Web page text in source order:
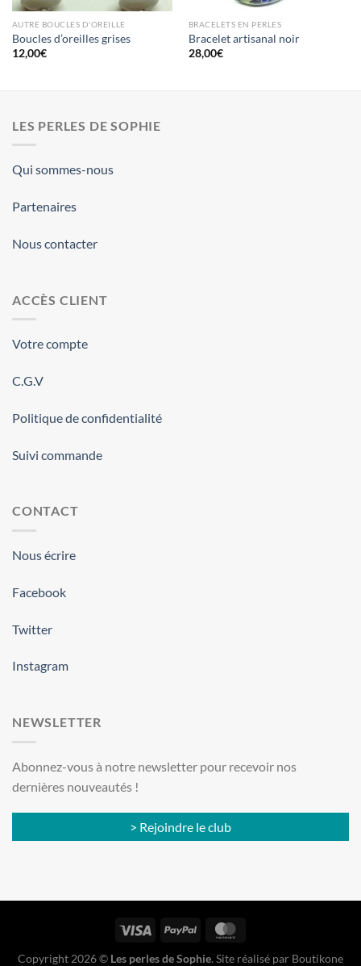
AUTRE BOUCLES D'OREILLE
Boucles d’oreilles grises
12,00€
BRACELETS EN PERLES
Bracelet artisanal noir
28,00€
LES PERLES DE SOPHIE
Qui sommes-nous
Partenaires
Nous contacter
ACCÈS CLIENT
Votre compte
C.G.V
Politique de confidentialité
Suivi commande
CONTACT
Nous écrire
Facebook
Twitter
Instagram
NEWSLETTER
Abonnez-vous à notre newsletter pour recevoir nos
dernières nouveautés !
> Rejoindre le club
Copyright 2026 © Les perles de Sophie. Site réalisé par Boutikone